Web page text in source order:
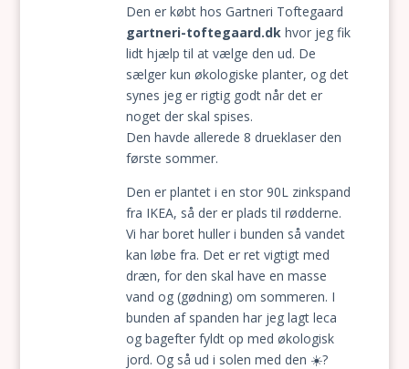
Den er købt hos Gartneri Toftegaard
gartneri-toftegaard.dkhvor jeg fik
lidt hjælp til at vælge den ud. De
sælger kun økologiske planter, og det
synes jeg er rigtig godt når det er
noget der skal spises.
Den havde allerede 8 drueklaser den
første sommer.
Den er plantet i en stor 90L zinkspand
fra IKEA, så der er plads til rødderne.
Vi har boret huller i bunden så vandet
kan løbe fra. Det er ret vigtigt med
dræn, for den skal have en masse
vand og (gødning) om sommeren. I
bunden af spanden har jeg lagt leca
og bagefter fyldt op med økologisk
jord. Og så ud i solen med den ☀️?